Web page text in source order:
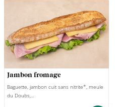
jambon fromage
Baguette, jambon cuit sans nitrite*, meule
du Doubs,...